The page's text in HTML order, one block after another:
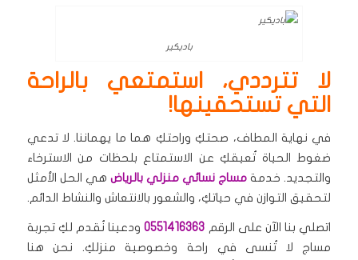
باديكير
لا تترددي، استمتعي بالراحة
التي تستحقينها!
في نهاية المطاف، صحتكِ وراحتكِ هما ما يهماننا. لا تدعي
ضغوط الحياة تُعيقكِ عن الاستمتاع بلحظات من الاسترخاء
والتجديد. خدمة مساج نسائي منزلي بالرياض هي الحل الأمثل
لتحقيق التوازن في حياتكِ، والشعور بالانتعاش والنشاط الدائم.
اتصلي بنا الآن على الرقم 0551416363ودعينا نُقدم لكِ تجربة
مساج لا تُنسى في راحة وخصوصية منزلكِ. نحن هنا